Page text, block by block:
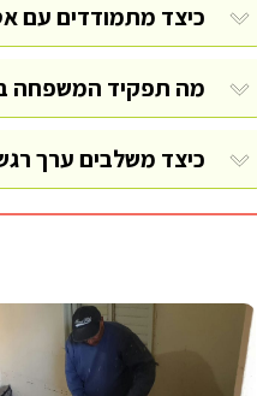
כיצד מתמודדים עם
מה תפקיד המשפחה
כיצד משלבים ערך